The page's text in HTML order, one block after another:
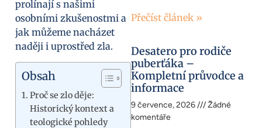
prolínají s našimi
osobními zkušenostmi a
jak můžeme nacházet
naději i uprostřed zla.
Obsah
Proč se zlo děje:
Historický kontext a
teologické pohledy
Přečíst článek »
Desatero pro rodiče
puberťáka –
Kompletní průvodce a
informace
9 července, 2026
Žádné
komentáře